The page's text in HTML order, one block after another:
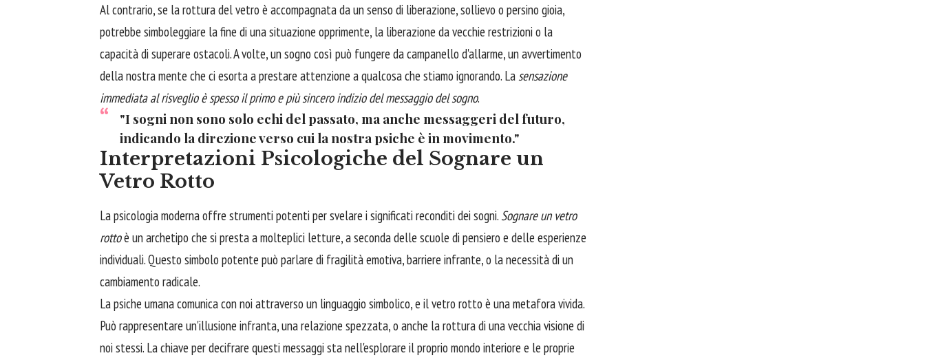
Al contrario, se la rottura del vetro è accompagnata da un senso di liberazione, sollievo o persino gioia,
potrebbe simboleggiare la fine di una situazione opprimente, la liberazione da vecchie restrizioni o la
capacità di superare ostacoli. A volte, un sogno così può fungere da campanello d'allarme, un avvertimento
della nostra mente che ci esorta a prestare attenzione a qualcosa che stiamo ignorando. La sensazione
immediata al risveglio è spesso il primo e più sincero indizio del messaggio del sogno.
"I sogni non sono solo echi del passato, ma anche messaggeri del futuro,
indicando la direzione verso cui la nostra psiche è in movimento."
Interpretazioni Psicologiche del Sognare un
Vetro Rotto
La psicologia moderna offre strumenti potenti per svelare i significati reconditi dei sogni. Sognare un vetro
rottoè un archetipo che si presta a molteplici letture, a seconda delle scuole di pensiero e delle esperienze
individuali. Questo simbolo potente può parlare di fragilità emotiva, barriere infrante, o la necessità di un
cambiamento radicale.
La psiche umana comunica con noi attraverso un linguaggio simbolico, e il vetro rotto è una metafora vivida.
Può rappresentare un'illusione infranta, una relazione spezzata, o anche la rottura di una vecchia visione di
noi stessi. La chiave per decifrare questi messaggi sta nell'esplorare il proprio mondo interiore e le proprie